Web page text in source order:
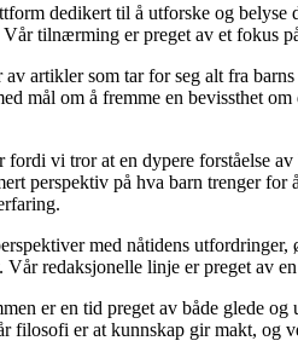
dedikert til å utforske og belyse
tilnærming er preget av et fokus
artikler som tar for seg alt fra
mål om å fremme en bevissthet
fordi vi tror at en dypere forståelse
perspektiv på hva barn trenger
med nåtidens
Vår redaksjonelle linje er preget av
er en tid preget av både glede
filosofi er at kunnskap gir makt, og